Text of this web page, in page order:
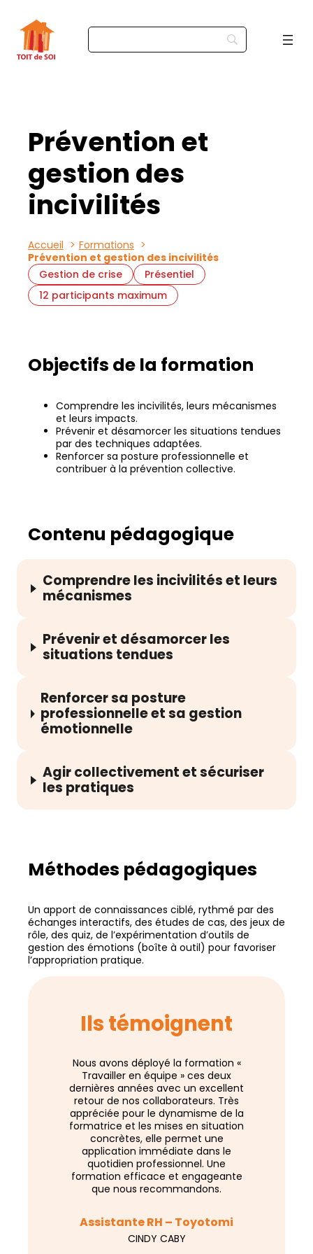
Prévention et
gestion des
incivilités
Accueil
Formations
Prévention et gestion des incivilités
Gestion de crise
Présentiel
12 participants maximum
Objectifs de la formation
Comprendre les incivilités, leurs mécanismes
et leurs impacts.
Prévenir et désamorcer les situations tendues
par des techniques adaptées.
Renforcer sa posture professionnelle et
contribuer à la prévention collective.
Contenu pédagogique
Comprendre les incivilités et leurs
mécanismes
Prévenir et désamorcer les
situations tendues
Renforcer sa posture
professionnelle et sa gestion
émotionnelle
Agir collectivement et sécuriser
les pratiques
Méthodes pédagogiques
Un apport de connaissances ciblé, rythmé par des
échanges interactifs, des études de cas, des jeux de
rôle, des quiz, de l’expérimentation d’outils de
gestion des émotions (boîte à outil) pour favoriser
l’appropriation pratique.
Ils témoignent
Nous avons déployé la formation «
Travailler en équipe » ces deux
dernières années avec un excellent
retour de nos collaborateurs. Très
appréciée pour le dynamisme de la
formatrice et les mises en situation
concrètes, elle permet une
application immédiate dans le
quotidien professionnel. Une
formation efficace et engageante
que nous recommandons.
Assistante RH – Toyotomi
CINDY CABY